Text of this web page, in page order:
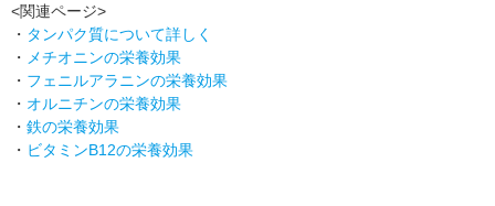
<関連ページ>
・ タンパク質について詳しく
・ メチオニンの栄養効果
・ フェニルアラニンの栄養効果
・ オルニチンの栄養効果
・ 鉄の栄養効果
・ ビタミンB12の栄養効果